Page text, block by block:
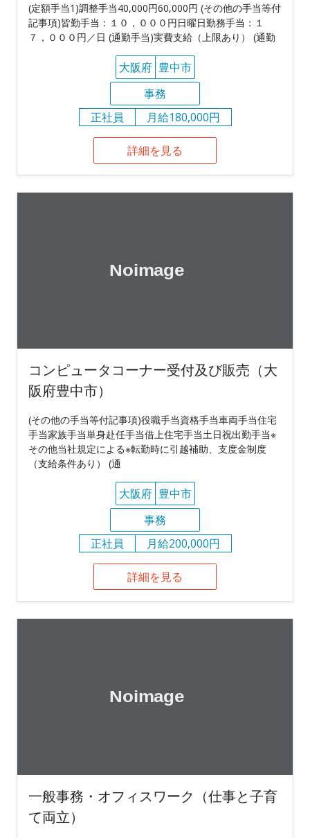
(定額手当1)調整手当40,000円60,000円 (その他の手当等付
記事項)皆勤手当：１０，０００円日曜日勤務手当：１
７，０００円／日 (通勤手当)実費支給（上限あり） (通勤
大阪府 豊中市
事務
正社員
月給180,000円
詳細を見る
コンピュータコーナー受付及び販売（大
阪府豊中市）
(その他の手当等付記事項)役職手当資格手当車両手当住宅
手当家族手当単身赴任手当借上住宅手当土日祝出勤手当※
その他当社規定による※転勤時に引越補助、支度金制度
（支給条件あり） (通
大阪府 豊中市
事務
正社員
月給200,000円
詳細を見る
一般事務・オフィスワーク（仕事と子育
て両立）